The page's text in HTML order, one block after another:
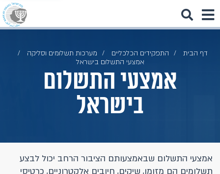
דף הבית התפקידים הכלכליים
מערכות תשלומים וסליקה
אמצעי התשלום בישראל
אמצעי התשלום
בישראל
אמצעי התשלום שבאמצעותם הציבור הרחב יכול לבצע
תשלומים הם מזומן, שיקים, חיובים אלקטרוניים, כרטיסי